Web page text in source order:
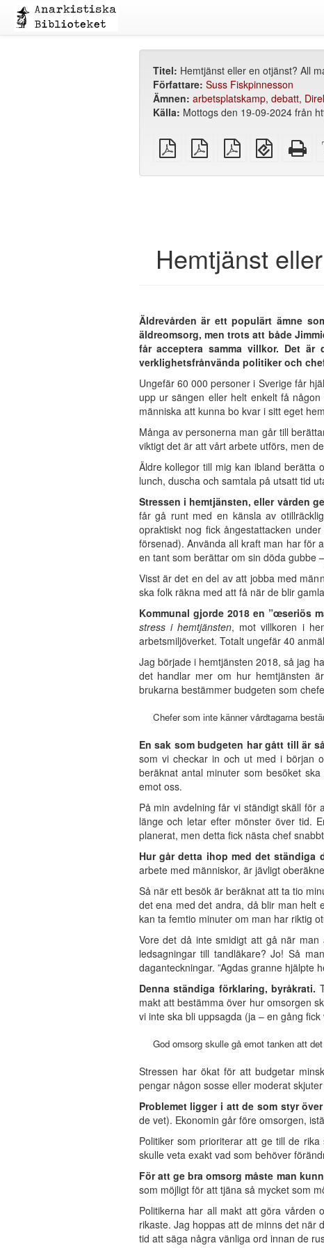
Titel: Hemtjänst eller en otjänst? All
Författare: Suss Fiskpinnesson
Ämnen: arbetsplatskamp, debatt,
Källa: Mottogs den 19-09-2024 från
plain
PDF
A4
imposed
Letter
imposed
EPUB
(för
Hemtjänst
Äldrevården är ett populärt ämne
äldreomsorg, men trots att både
får acceptera samma villkor. Det
verklighetsfrånvända politiker och
Ungefär 60 000 personer i Sverige får
upp ur sängen eller helt enkelt få
människa att kunna bo kvar i sitt eget
Många av personerna man går till
viktigt det är att vårt arbete utförs, men
Äldre kollegor till mig kan ibland berätta
lunch, duscha och samtala på utsatt tid
Stressen i hemtjänsten, eller vården
får gå runt med en känsla av
opraktiskt nog fick ångestattacken
försenad). Använda all kraft man har för
en tant som berättar om sin döda gubbe
Visst är det en del av att jobba med
ska folk räkna med att få när de blir
Kommunal gjorde 2018 en ”œseriös
stress i hemtjänsten, mot villkoren i
arbetsmiljöverket. Totalt ungefär 40
Jag började i hemtjänsten 2018, så jag
det handlar mer om hur hemtjänsten
brukarna bestämmer budgeten som
Chefer som inte känner vårdtagarna
En sak som budgeten har gått till är
som vi checkar in och ut med i början
beräknat antal minuter som besöket
emot oss.
På min avdelning får vi ständigt skäll
länge och letar efter mönster över tid.
planerat, men detta fick nästa chef
Hur går detta ihop med det ständiga
arbete med människor, är jävligt
Så när ett besök är beräknat att ta tio
det ena med det andra, då blir man helt
kan ta femtio minuter om man har riktig
Vore det då inte smidigt att gå när
ledsagningar till tandläkare? Jo! Så
daganteckningar. ”Agdas granne hjälpte
Denna ständiga förklaring, byråkrati.
makt att bestämma över hur omsorgen
vi inte ska bli uppsagda (ja – en gång
God omsorg skulle gå emot tanken att
Stressen har ökat för att budgetar
pengar någon sosse eller moderat
Problemet ligger i att de som styr
de vet). Ekonomin går före omsorgen,
Politiker som prioriterar att ge till de
skulle veta exakt vad som behöver
För att ge bra omsorg måste man
som möjligt för att tjäna så mycket som
Politikerna har all makt att göra vården
rikaste. Jag hoppas att de minns det när
tid att säga några vänliga ord innan de